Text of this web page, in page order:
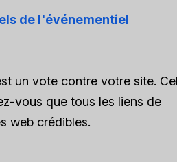
de l'événementiel
un vote contre votre site.
vous que tous les liens de
web crédibles.